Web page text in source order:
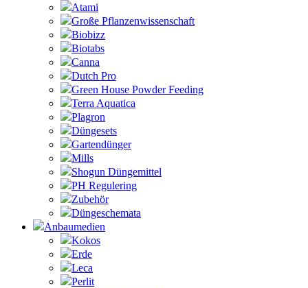
Atami
Große Pflanzenwissenschaft
Biobizz
Biotabs
Canna
Dutch Pro
Green House Powder Feeding
Terra Aquatica
Plagron
Düngesets
Gartendünger
Mills
Shogun Düngemittel
PH Regulering
Zubehör
Düngeschemata
Anbaumedien
Kokos
Erde
Leca
Perlit